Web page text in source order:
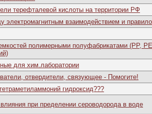
терефталевой кислоты на территории РФ
электромагнитным взаимодействием и
полимерными полуфабрикатами (PP,
для хим.лаборатории
отвердители, связующее - Помогите!
гидроксид???
при пределении сероводорода в воде